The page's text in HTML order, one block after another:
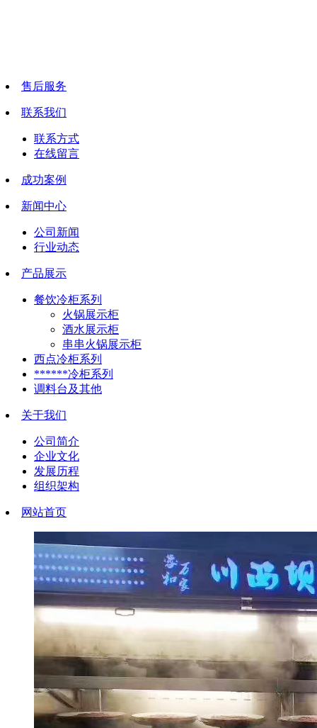
售后服务
联系我们
联系方式
在线留言
成功案例
新闻中心
公司新闻
行业动态
产品展示
餐饮冷柜系列
火锅展示柜
酒水展示柜
串串火锅展示柜
西点冷柜系列
******冷柜系列
调料台及其他
关于我们
公司简介
企业文化
发展历程
组织架构
网站首页